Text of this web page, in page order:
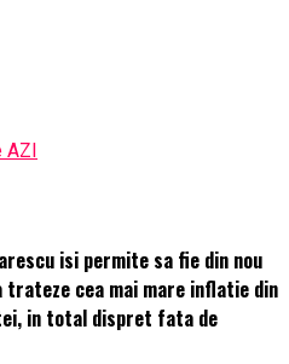
isi permite sa fie din nou
cea mai mare inflatie din
in total dispret fata de